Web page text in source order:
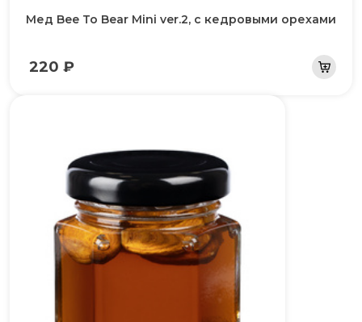
Мед Bee To Bear Mini ver.2, с кедровыми орехами
220 ₽